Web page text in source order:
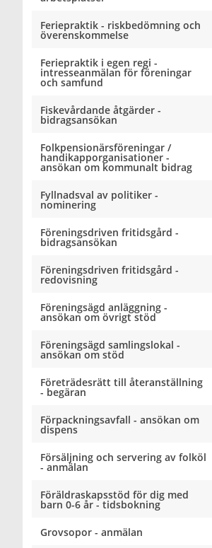
Feriepraktik - riskbedömning och
överenskommelse
Feriepraktik i egen regi -
intresseanmälan för föreningar
och samfund
Fiskevårdande åtgärder -
bidragsansökan
Folkpensionärsföreningar /
handikapporganisationer -
ansökan om kommunalt bidrag
Fyllnadsval av politiker -
nominering
Föreningsdriven fritidsgård -
bidragsansökan
Föreningsdriven fritidsgård -
redovisning
Föreningsägd anläggning -
ansökan om övrigt stöd
Föreningsägd samlingslokal -
ansökan om stöd
Företrädesrätt till återanställning
- begäran
Förpackningsavfall - ansökan om
dispens
Försäljning och servering av folköl
- anmälan
Föräldraskapsstöd för dig med
barn 0-6 år - tidsbokning
Grovsopor - anmälan